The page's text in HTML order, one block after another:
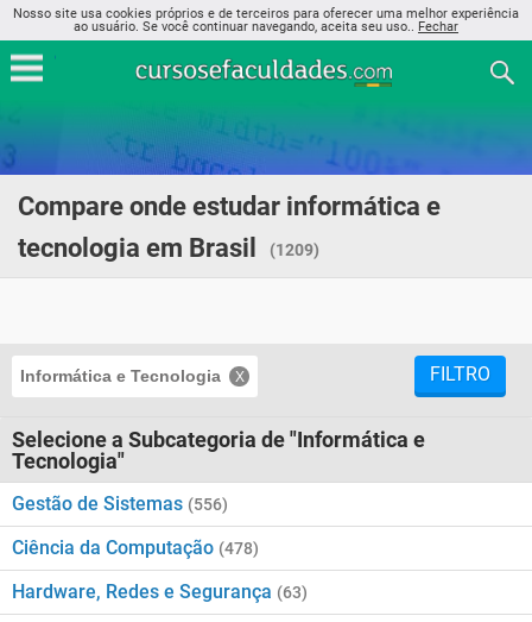
Nosso site usa cookies próprios e de terceiros para oferecer uma melhor experiência
ao usuário. Se você continuar navegando, aceita seu uso.. Fechar
Compare onde estudar informática e
tecnologia em Brasil
(1209)
Informática e Tecnologia FILTRO
Selecione a Subcategoria de "Informática e
Tecnologia"
Gestão de Sistemas (556)
Ciência da Computação (478)
Hardware, Redes e Segurança (63)